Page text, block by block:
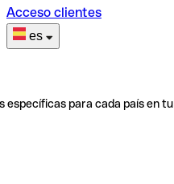
Acceso clientes
es
específicas para cada país en tu